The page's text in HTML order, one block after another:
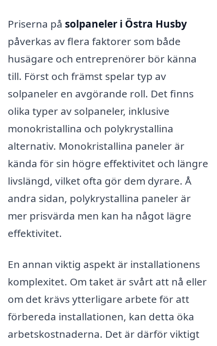
Priserna på solpaneler i Östra Husby
påverkas av flera faktorer som både
husägare och entreprenörer bör känna
till. Först och främst spelar typ av
solpaneler en avgörande roll. Det finns
olika typer av solpaneler, inklusive
monokristallina och polykrystallina
alternativ. Monokristallina paneler är
kända för sin högre effektivitet och längre
livslängd, vilket ofta gör dem dyrare. Å
andra sidan, polykrystallina paneler är
mer prisvärda men kan ha något lägre
effektivitet.
En annan viktig aspekt är installationens
komplexitet. Om taket är svårt att nå eller
om det krävs ytterligare arbete för att
förbereda installationen, kan detta öka
arbetskostnaderna. Det är därför viktigt